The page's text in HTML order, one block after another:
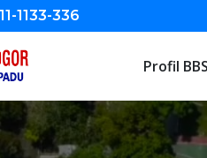
1133-336
Profil BBS